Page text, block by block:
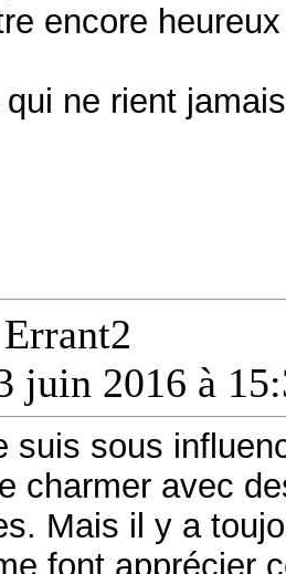
encore
ne rient
Errant2
juin 2016 à
suis sous
charmer avec
Mais il y a
font apprécier